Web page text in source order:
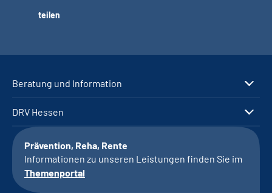
teilen
Beratung und Information
DRV Hessen
Prävention, Reha, Rente
Informationen zu unseren Leistungen finden Sie im
Themenportal